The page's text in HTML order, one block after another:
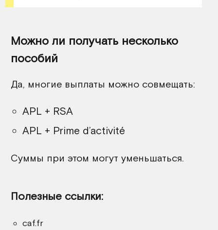
Можно ли получать несколько
пособий
Да, многие выплаты можно совмещать:
APL + RSA
APL + Prime d’activité
Суммы при этом могут уменьшаться.
Полезные ссылки:
caf.fr